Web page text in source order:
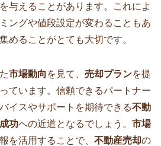
与えることがあります。これによ
ングや値段設定が変わることもあ
めることがとても大切です。
市場動向 を見て、 売却プランを提
ています。信頼できるパートナー
イスやサポートを期待できる不動
成功への近道となるでしょう。 市場
を活用することで、 不動産売却の